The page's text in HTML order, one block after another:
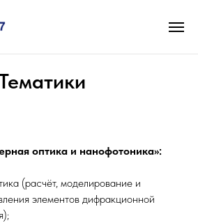
оптика и нанофотоника»:
(расчёт, моделирование и
элементов дифракционной